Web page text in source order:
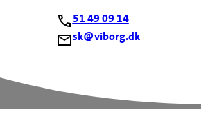
51 49 09 14
sk@viborg.dk